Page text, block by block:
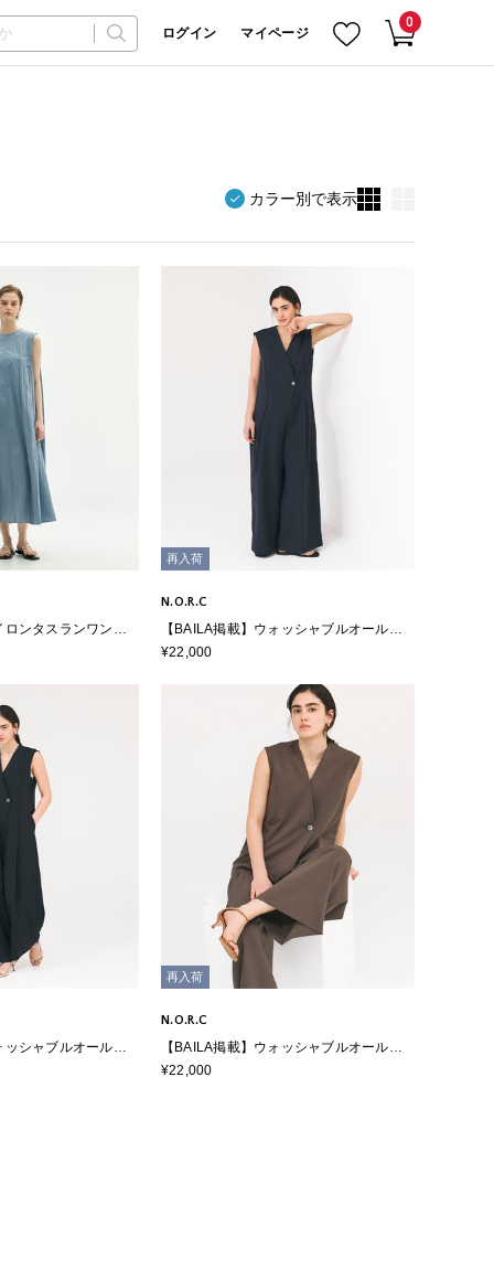
ログイン マイページ
0
カラー別で表示
ロンタスランワンピ
】
再入荷
N.O.R.C
【BAILA掲載】ウォッシャブルオールイ
ンワン【CLEAN MOTION】
¥22,000
ッシャブルオールイ
】
再入荷
N.O.R.C
【BAILA掲載】ウォッシャブルオールイ
ンワン【CLEAN MOTION】
¥22,000